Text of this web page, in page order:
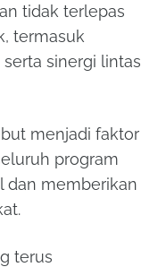
tidak terlepas
termasuk
sinergi lintas
menjadi faktor
program
dan memberikan
terus